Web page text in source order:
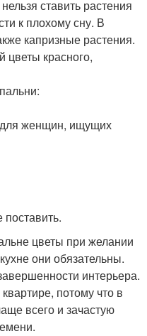
ставить растения
к плохому сну. В
капризные растения.
красного,
для женщин, ищущих
цветы при желании
они обязательны.
интерьера.
потому что в
всего и зачастую